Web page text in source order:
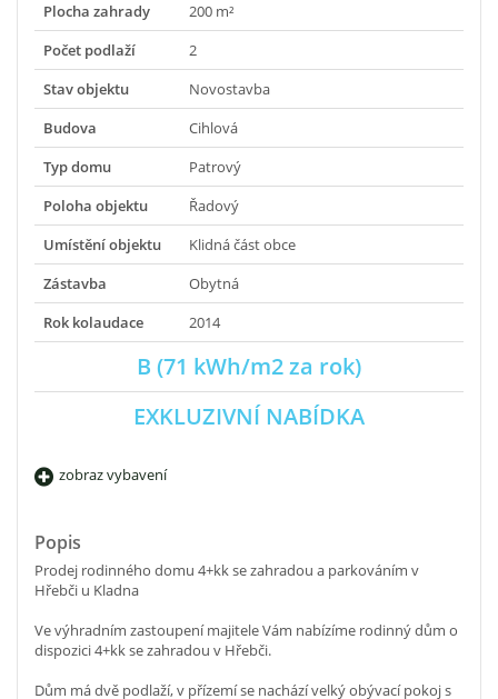
Plocha zahrady
200 m²
Počet podlaží
2
Stav objektu
Novostavba
Budova
Cihlová
Typ domu
Patrový
Poloha objektu
Řadový
Umístění objektu
Klidná část obce
Zástavba
Obytná
Rok kolaudace
2014
B (71 kWh/m2 za rok)
EXKLUZIVNÍ NABÍDKA
zobraz vybavení
Popis
Prodej rodinného domu 4+kk se zahradou a parkováním v
Hřebči u Kladna
Ve výhradním zastoupení majitele Vám nabízíme rodinný dům o
dispozici 4+kk se zahradou v Hřebči.
Dům má dvě podlaží, v přízemí se nachází velký obývací pokoj s